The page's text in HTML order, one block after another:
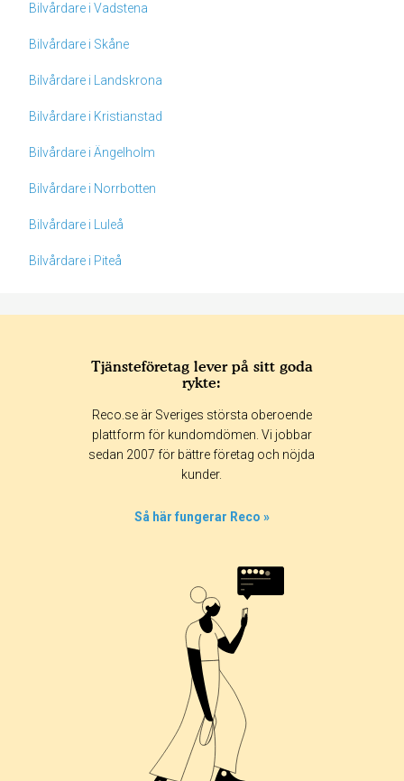
Bilvårdare i Vadstena
Bilvårdare i Skåne
Bilvårdare i Landskrona
Bilvårdare i Kristianstad
Bilvårdare i Ängelholm
Bilvårdare i Norrbotten
Bilvårdare i Luleå
Bilvårdare i Piteå
365 dagar 90 dagar
30 dagar
Tjänsteföretag lever på sitt goda
rykte:
Reco.se är Sveriges största oberoende
plattform för kundomdömen. Vi jobbar
sedan 2007 för bättre företag och nöjda
kunder.
Så här fungerar Reco »